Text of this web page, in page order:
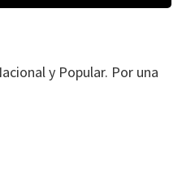
y Popular. Por una